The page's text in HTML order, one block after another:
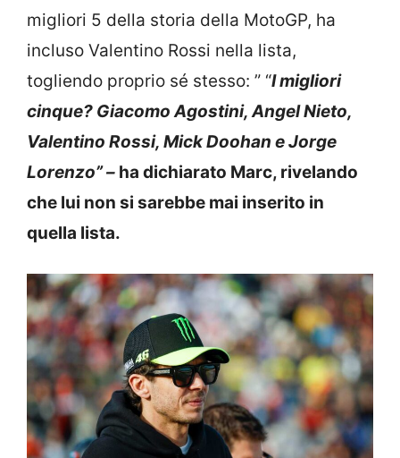
migliori 5 della storia della MotoGP, ha
incluso Valentino Rossi nella lista,
togliendo proprio sé stesso: ” “I migliori
cinque? Giacomo Agostini, Angel Nieto,
Valentino Rossi, Mick Doohan e Jorge
Lorenzo” – ha dichiarato Marc, rivelando
che lui non si sarebbe mai inserito in
quella lista.